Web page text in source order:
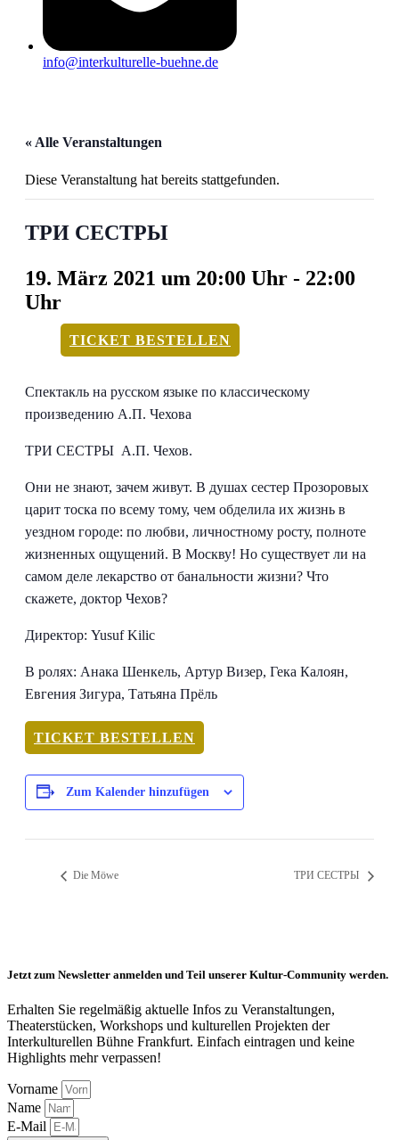
info@interkulturelle-buehne.de
« Alle Veranstaltungen
Diese Veranstaltung hat bereits stattgefunden.
ТРИ СЕСТРЫ
19. März 2021 um 20:00 Uhr - 22:00
Uhr
TICKET BESTELLEN
Спектакль на русском языке по классическому
произведению А.П. Чехова
ТРИ СЕСТРЫ А.П. Чехов.
Они не знают, зачем живут. В душах сестер Прозоровых
царит тоска по всему тому, чем обделила их жизнь в
уездном городе: по любви, личностному росту, полноте
жизненных ощущений. В Москву! Но существует ли на
самом деле лекарство от банальности жизни? Что
скажете, доктор Чехов?
Директор: Yusuf Kilic
В ролях: Анака Шенкель, Артур Визер, Гека Калоян,
Евгения Зигура, Татьяна Прёль
TICKET BESTELLEN
Zum Kalender hinzufügen
Die Möwe ТРИ СЕСТРЫ
Jetzt zum Newsletter anmelden und Teil unserer Kultur-Community werden.
Erhalten Sie regelmäßig aktuelle Infos zu Veranstaltungen,
Theaterstücken, Workshops und kulturellen Projekten der
Interkulturellen Bühne Frankfurt. Einfach eintragen und keine
Highlights mehr verpassen!
Vorname
Name
E-Mail